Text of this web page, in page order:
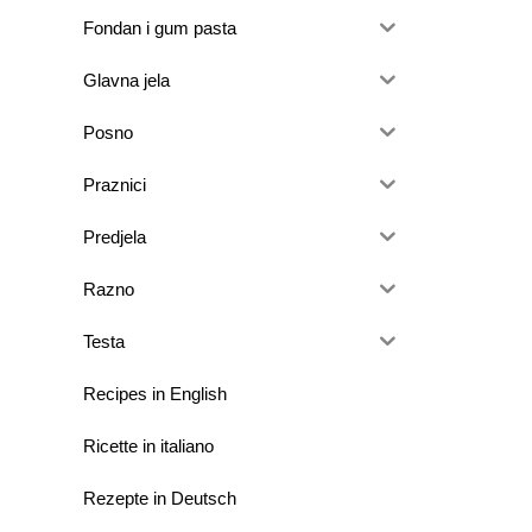
Fondan i gum pasta
Glavna jela
Posno
Praznici
Predjela
Razno
Testa
Recipes in English
Ricette in italiano
Rezepte in Deutsch